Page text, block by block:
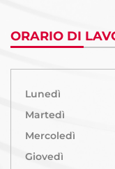
ORARIO DI
Lunedì
Martedì
Mercoledì
Giovedì